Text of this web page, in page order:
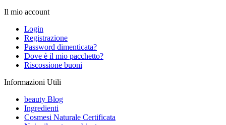
Il mio account
Login
Registrazione
Password dimenticata?
Dove è il mio pacchetto?
Riscossione buoni
Informazioni Utili
beauty Blog
Ingredienti
Cosmesi Naturale Certificata